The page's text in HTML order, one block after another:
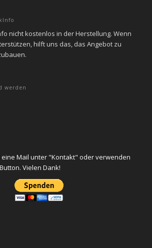
nicht kostenlos in der Herstellung. Wenn
hilft uns das, das Angebot zu
werden
eine Mail unter "Kontakt" oder verwenden
Vielen Dank!